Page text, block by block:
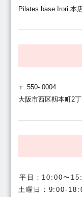
Pilates base Irori.本
〒 550- 0004
大阪市西区靱本町2
平日：10:00〜
土曜日：